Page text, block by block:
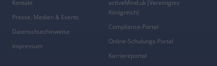
Kontakt
Presse, Medien & Events
Datenschutzhinweise
Impressum
activeMind.uk (Vereinigtes
Königreich)
Compliance-Portal
Online-Schulungs-Portal
Karriereportal